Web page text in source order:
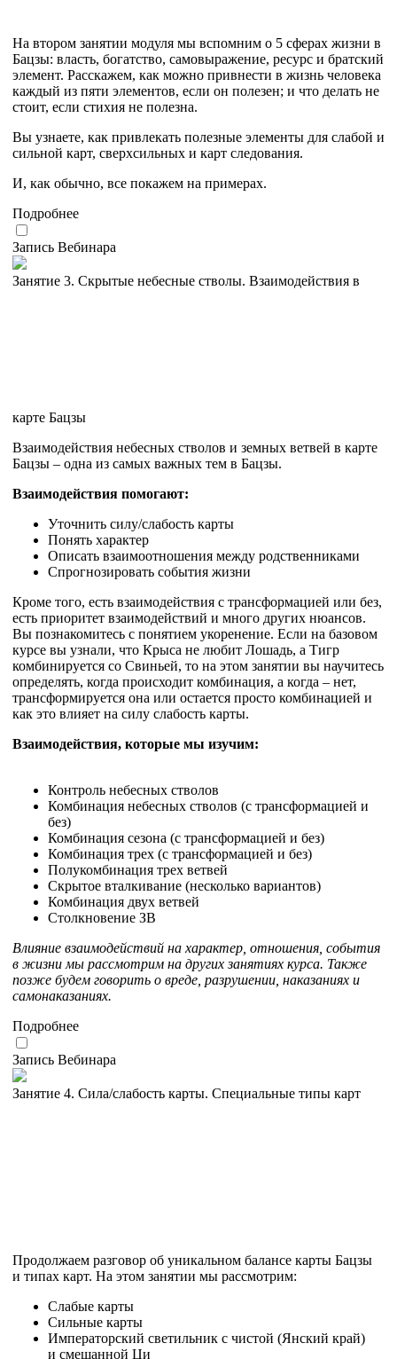
На втором занятии модуля мы вспомним о 5 сферах жизни в
Бацзы: власть, богатство, самовыражение, ресурс и братский
элемент. Расскажем, как можно привнести в жизнь человека
каждый из пяти элементов, если он полезен; и что делать не
стоит, если стихия не полезна.
Вы узнаете, как привлекать полезные элементы для слабой и
сильной карт, сверхсильных и карт следования.
И, как обычно, все покажем на примерах.
Подробнее
Запись Вебинара
Занятие 3. Скрытые небесные стволы. Взаимодействия в
карте Бацзы
Взаимодействия небесных стволов и земных ветвей в карте
Бацзы – одна из самых важных тем в Бацзы.
Взаимодействия помогают:
Уточнить силу/слабость карты
Понять характер
Описать взаимоотношения между родственниками
Спрогнозировать события жизни
Кроме того, есть взаимодействия с трансформацией или без,
есть приоритет взаимодействий и много других нюансов.
Вы познакомитесь с понятием укоренение. Если на базовом
курсе вы узнали, что Крыса не любит Лошадь, а Тигр
комбинируется со Свиньей, то на этом занятии вы научитесь
определять, когда происходит комбинация, а когда – нет,
трансформируется она или остается просто комбинацией и
как это влияет на силу слабость карты.
Взаимодействия, которые мы изучим:
Контроль небесных стволов
Комбинация небесных стволов (с трансформацией и
без)
Комбинация сезона (с трансформацией и без)
Комбинация трех (с трансформацией и без)
Полукомбинация трех ветвей
Скрытое вталкивание (несколько вариантов)
Комбинация двух ветвей
Столкновение ЗВ
Влияние взаимодействий на характер, отношения, события
в жизни мы рассмотрим на других занятиях курса. Также
позже будем говорить о вреде, разрушении, наказаниях и
самонаказаниях.
Подробнее
Запись Вебинара
Занятие 4. Сила/слабость карты. Специальные типы карт
Продолжаем разговор об уникальном балансе карты Бацзы
и типах карт. На этом занятии мы рассмотрим:
Слабые карты
Сильные карты
Императорский светильник с чистой (Янский край)
и смешанной Ци